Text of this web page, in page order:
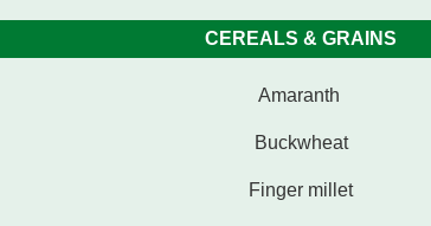
CEREALS & GRAINS
Amaranth
Buckwheat
Finger millet